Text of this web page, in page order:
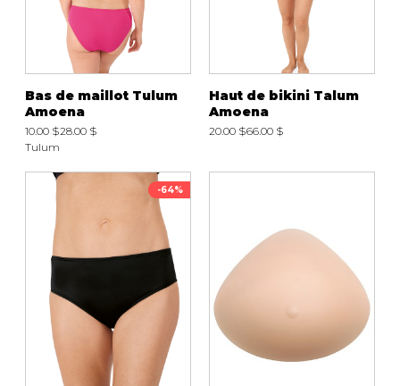
Bas de maillot Tulum
Amoena
10.00 $28.00 $
Tulum
Haut de bikini Talum
Amoena
20.00 $66.00 $
-64%